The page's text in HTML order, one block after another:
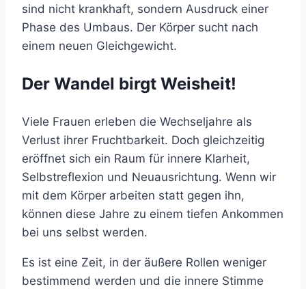
sind nicht krankhaft, sondern Ausdruck einer
Phase des Umbaus. Der Körper sucht nach
einem neuen Gleichgewicht.
Der Wandel birgt Weisheit!
Viele Frauen erleben die Wechseljahre als
Verlust ihrer Fruchtbarkeit. Doch gleichzeitig
eröffnet sich ein Raum für innere Klarheit,
Selbstreflexion und Neuausrichtung. Wenn wir
mit dem Körper arbeiten statt gegen ihn,
können diese Jahre zu einem tiefen Ankommen
bei uns selbst werden.
Es ist eine Zeit, in der äußere Rollen weniger
bestimmend werden und die innere Stimme